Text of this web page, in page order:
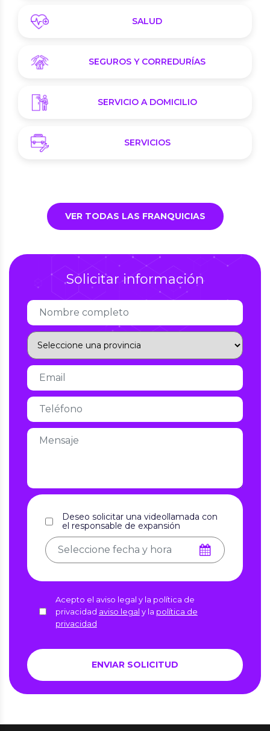
SALUD
SEGUROS Y CORREDURÍAS
SERVICIO A DOMICILIO
SERVICIOS
VER TODAS LAS FRANQUICIAS
Solicitar información
Deseo solicitar una videollamada con
el responsable de expansión
Acepto el aviso legal y la política de
privacidad aviso legal y la política de
privacidad